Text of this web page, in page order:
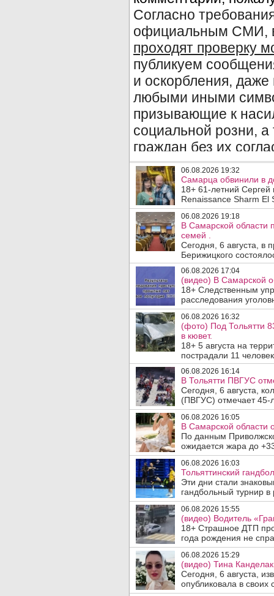
06.08.2026 19:32
Самарца обвинили в
18+ 61-летний
Renaissance Sharm El
06.08.2026 19:18
В Самарской области
семей .
Сегодня, 6 августа, в
Берижицкого
06.08.2026 17:04
(видео) В Самарской
18+ Следственным
расследования
06.08.2026 16:32
(фото) Под Тольятти
в кювет.
18+ 5 августа на
пострадали 11
06.08.2026 16:14
В Тольятти ПВГУС
Сегодня, 6 августа,
(ПВГУС) отмечает 45-
06.08.2026 16:05
В Самарской области
По данным
ожидается жара до
06.08.2026 16:03
Тольяттинский
Эти дни стали
гандбольный турнир
06.08.2026 15:55
(видео) Водитель
18+ Страшное ДТП
года рождения не
06.08.2026 15:29
(видео) Тина
Сегодня, 6 августа,
опубликовала в своих